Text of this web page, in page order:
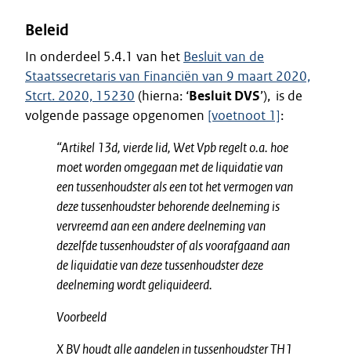
Beleid
In onderdeel 5.4.1 van het Besluit van de
Staatssecretaris van Financiën van 9 maart 2020,
Stcrt. 2020, 15230 (hierna: ‘Besluit DVS’), is de
volgende passage opgenomen [voetnoot 1]:
“Artikel 13d, vierde lid, Wet Vpb regelt o.a. hoe
moet worden omgegaan met de liquidatie van
een tussenhoudster als een tot het vermogen van
deze tussenhoudster behorende deelneming is
vervreemd aan een andere deelneming van
dezelfde tussenhoudster of als voorafgaand aan
de liquidatie van deze tussenhoudster deze
deelneming wordt geliquideerd.
Voorbeeld
X BV houdt alle aandelen in tussenhoudster TH1